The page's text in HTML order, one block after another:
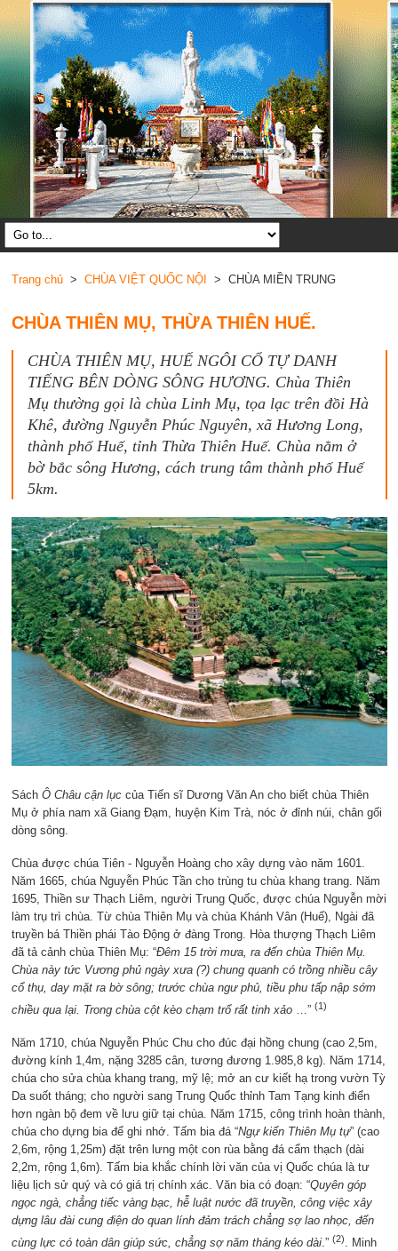
Trang chủ> CHÙA VIỆT QUỐC NỘI > CHÙA MIỀN TRUNG
CHÙA THIÊN MỤ, THỪA THIÊN HUẾ.
CHÙA THIÊN MỤ, HUẾ NGÔI CỔ TỰ DANH
TIẾNG BÊN DÒNG SÔNG HƯƠNG. Chùa Thiên
Mụ thường gọi là chùa Linh Mụ, tọa lạc trên đồi Hà
Khê, đường Nguyễn Phúc Nguyên, xã Hương Long,
thành phố Huế, tỉnh Thừa Thiên Huế. Chùa nằm ở
bờ bắc sông Hương, cách trung tâm thành phố Huế
5km.
Sách Ô Châu cận lụccủa Tiến sĩ Dương Văn An cho biết chùa Thiên
Mụ ở phía nam xã Giang Đạm, huyện Kim Trà, nóc ở đỉnh núi, chân gối
dòng sông.
Chùa được chúa Tiên - Nguyễn Hoàng cho xây dựng vào năm 1601.
Năm 1665, chúa Nguyễn Phúc Tần cho trùng tu chùa khang trang. Năm
1695, Thiền sư Thạch Liêm, người Trung Quốc, được chúa Nguyễn mời
làm trụ trì chùa. Từ chùa Thiên Mụ và chùa Khánh Vân (Huế), Ngài đã
truyền bá Thiền phái Tào Động ở đàng Trong. Hòa thượng Thạch Liêm
đã tả cảnh chùa Thiên Mụ: “Đêm 15 trời mưa, ra đến chùa Thiên Mụ.
Chùa này tức Vương phủ ngày xưa (?) chung quanh có trồng nhiều cây
cổ thụ, day mặt ra bờ sông; trước chùa ngư phủ, tiều phu tấp nập sớm
chiều qua lại. Trong chùa cột kèo chạm trổ rất tinh xảo…” (1)
Năm 1710, chúa Nguyễn Phúc Chu cho đúc đại hồng chung (cao 2,5m,
đường kính 1,4m, nặng 3285 cân, tương đương 1.985,8 kg). Năm 1714,
chúa cho sửa chùa khang trang, mỹ lệ; mở an cư kiết hạ trong vườn Tỳ
Da suốt tháng; cho người sang Trung Quốc thỉnh Tam Tạng kinh điển
hơn ngàn bộ đem về lưu giữ tại chùa. Năm 1715, công trình hoàn thành,
chúa cho dựng bia để ghi nhớ. Tấm bia đá “Ngự kiến Thiên Mụ tự” (cao
2,6m, rộng 1,25m) đặt trên lưng một con rùa bằng đá cẩm thạch (dài
2,2m, rộng 1,6m). Tấm bia khắc chính lời văn của vị Quốc chúa là tư
liệu lịch sử quý và có giá trị chính xác. Văn bia có đoạn: “Quyên góp
ngọc ngà, chẳng tiếc vàng bạc, hễ luật nước đã truyền, công việc xây
dựng lâu đài cung điện do quan lính đảm trách chẳng sợ lao nhọc, đến
cùng lực có toàn dân giúp sức, chẳng sợ năm tháng kéo dài.” (2). Minh